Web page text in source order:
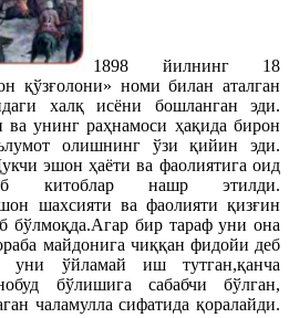
1898 йилнинг 18
қўзғолони» номи билан аталган
халқ исёни бошланган эди.
ва унинг раҳнамоси ҳақида бирон
олишнинг ўзи қийин эди.
эшон ҳаёти ва фаолиятига оид
китоблар нашр этилди.
шахсияти ва фаолияти қизғин
бўлмоқда.Агар бир тараф уни она
майдонига чиққан фидойи деб
уни ўйламай иш тутган,қанча
бўлишига сабабчи бўлган,
чаламулла сифатида қоралайди.